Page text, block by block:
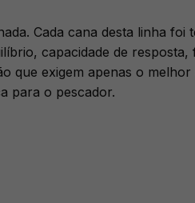
Cada cana desta linha foi
capacidade de
que exigem apenas o
para o pescador.